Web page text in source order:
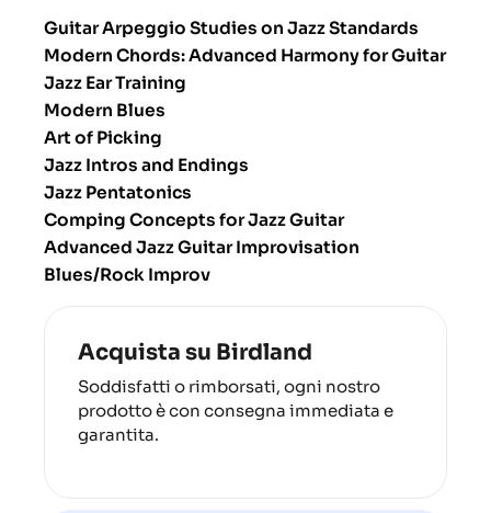
Guitar Arpeggio Studies on Jazz Standards
Modern Chords: Advanced Harmony for Guitar
Jazz Ear Training
Modern Blues
Art of Picking
Jazz Intros and Endings
Jazz Pentatonics
Comping Concepts for Jazz Guitar
Advanced Jazz Guitar Improvisation
Blues/Rock Improv
Acquista su Birdland
Soddisfatti o rimborsati, ogni nostro
prodotto è con consegna immediata e
garantita.